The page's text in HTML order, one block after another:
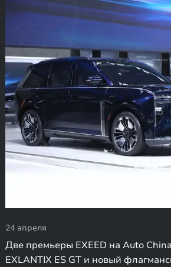
24 апреля
Две премьеры EXEED на Auto
EXLANTIX ES GT и новый